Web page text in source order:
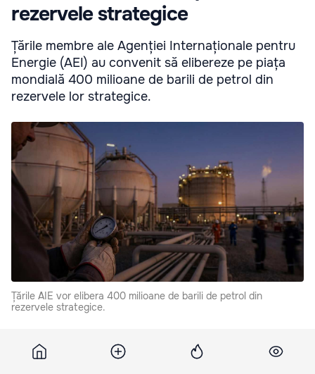
rezervele strategice
Țările membre ale Agenției Internaționale pentru
Energie (AEI) au convenit să elibereze pe piața
mondială 400 milioane de barili de petrol din
rezervele lor strategice.
Țările AIE vor elibera 400 milioane de barili de petrol din
rezervele strategice.
Aceasta pentru a reduce volatilitatea prețurilor în